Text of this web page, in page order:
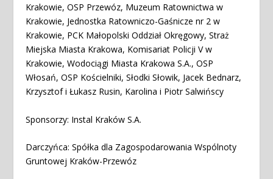
Krakowie, OSP Przewóz, Muzeum Ratownictwa w
Krakowie, Jednostka Ratowniczo-Gaśnicze nr 2 w
Krakowie, PCK Małopolski Oddział Okręgowy, Straż
Miejska Miasta Krakowa, Komisariat Policji V w
Krakowie, Wodociągi Miasta Krakowa S.A., OSP
Włosań, OSP Kościelniki, Słodki Słowik, Jacek Bednarz,
Krzysztof i Łukasz Rusin, Karolina i Piotr Salwińscy
Sponsorzy: Instal Kraków S.A.
Darczyńca: Spółka dla Zagospodarowania Wspólnoty
Gruntowej Kraków-Przewóz